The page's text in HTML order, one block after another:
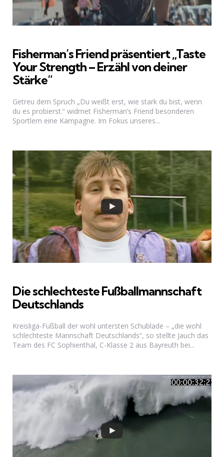
Fisherman’s Friend präsentiert „Taste
Your Strength – Erzähl von deiner
Stärke“
Getreu dem Spruch „Du weißt erst, wie stark du bist, wenn
du es probierst.“ widmet Fisherman’s Friend besonderen
Sportlern eine Kampagne. Im Fokus unseres...
Die schlechteste Fußballmannschaft
Deutschlands
Kreisliga-Fußball der wohl untersten Schublade – „die wohl
schlechteste Mannschaft Deutschlands“, so stellte Jauch das
Team des FC Sophienthal, C-Klasse 2 aus Bayreuth bei...